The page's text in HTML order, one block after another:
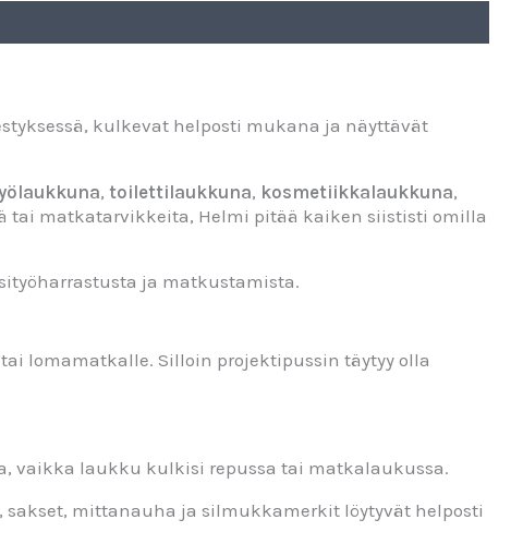
kulkevat helposti mukana ja näyttävät
, toilettilaukkuna, kosmetiikkalaukkuna,
tai matkatarvikkeita, Helmi pitää kaiken siististi omilla
ja matkustamista.
lomamatkalle. Silloin projektipussin täytyy olla
vaikka laukku kulkisi repussa tai matkalaukussa.
mittanauha ja silmukkamerkit löytyvät helposti